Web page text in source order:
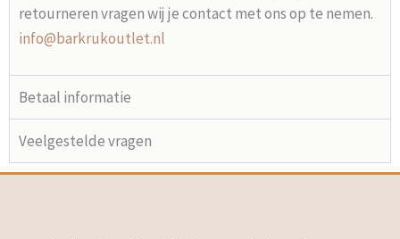
retourneren vragen wij je contact met ons op te nemen.
info@barkrukoutlet.nl
Betaal informatie
Veelgestelde vragen